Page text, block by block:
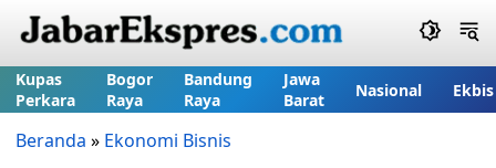
Kupas
Perkara
Bogor
Raya
Bandung
Raya
Jawa
Barat
Nasional Ekbis
Beranda » Ekonomi Bisnis